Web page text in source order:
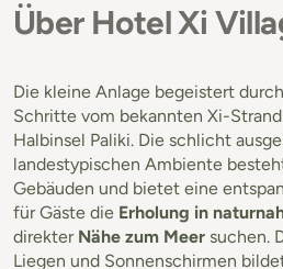
Über Hotel Xi
Die kleine Anlage begeistert
Schritte vom bekannten Xi-
Halbinsel Paliki. Die schlicht
landestypischen Ambiente
Gebäuden und bietet eine
für Gäste die Erholung in
direkter Nähe zum Meer suchen.
Liegen und Sonnenschirmen